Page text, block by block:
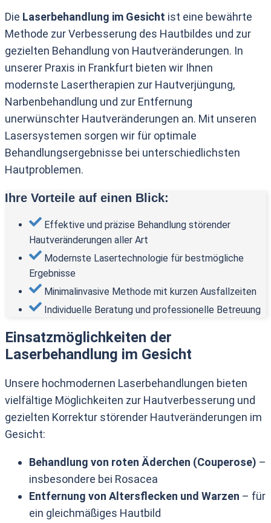
Die Laserbehandlung im Gesicht ist eine bewährte
Methode zur Verbesserung des Hautbildes und zur
gezielten Behandlung von Hautveränderungen. In
unserer Praxis in Frankfurt bieten wir Ihnen
modernste Lasertherapien zur Hautverjüngung,
Narbenbehandlung und zur Entfernung
unerwünschter Hautveränderungen an. Mit unseren
Lasersystemen sorgen wir für optimale
Behandlungsergebnisse bei unterschiedlichsten
Hautproblemen.
Ihre Vorteile auf einen Blick:
Effektive und präzise Behandlung störender
Hautveränderungen aller Art
Modernste Lasertechnologie für bestmögliche
Ergebnisse
Minimalinvasive Methode mit kurzen Ausfallzeiten
Individuelle Beratung und professionelle Betreuung
Einsatzmöglichkeiten der
Laserbehandlung im Gesicht
Unsere hochmodernen Laserbehandlungen bieten
vielfältige Möglichkeiten zur Hautverbesserung und
gezielten Korrektur störender Hautveränderungen im
Gesicht:
Behandlung von roten Äderchen (Couperose) –
insbesondere bei Rosacea
Entfernung von Altersflecken und Warzen – für
ein gleichmäßiges Hautbild